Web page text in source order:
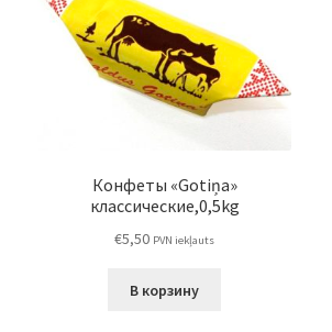
Конфеты «Gotiņa»
классические,0,5kg
€5,50 PVN iekļauts
В корзину